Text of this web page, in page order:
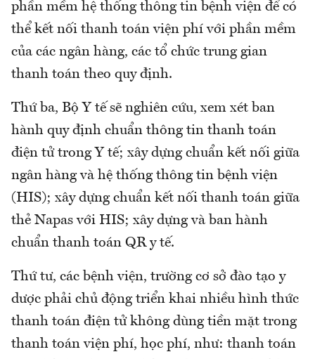
phần mềm hệ thống thông tin bệnh viện để có
thể kết nối thanh toán viện phí với phần mềm
của các ngân hàng, các tổ chức trung gian
thanh toán theo quy định.
Thứ ba, Bộ Y tế sẽ nghiên cứu, xem xét ban
hành quy định chuẩn thông tin thanh toán
điện tử trong Y tế; xây dựng chuẩn kết nối giữa
ngân hàng và hệ thống thông tin bệnh viện
(HIS); xây dựng chuẩn kết nối thanh toán giữa
thẻ Napas với HIS; xây dựng và ban hành
chuẩn thanh toán QR y tế.
Thứ tư, các bệnh viện, trường cơ sở đào tạo y
dược phải chủ động triển khai nhiều hình thức
thanh toán điện tử không dùng tiền mặt trong
thanh toán viện phí, học phí, như: thanh toán